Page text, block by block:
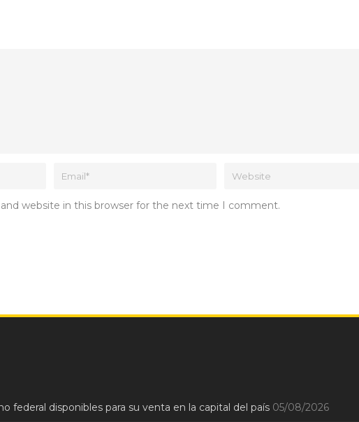
website in this browser for the next time I comment.
federal disponibles para su venta en la capital del país 05/08/2026